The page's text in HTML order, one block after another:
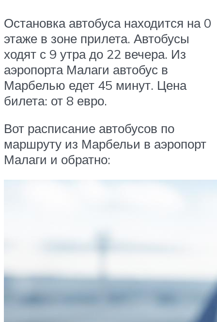
Остановка автобуса находится на 0
этаже в зоне прилета. Автобусы
ходят с 9 утра до 22 вечера. Из
аэропорта Малаги автобус в
Марбелью едет 45 минут. Цена
билета: от 8 евро.
Вот расписание автобусов по
маршруту из Марбельи в аэропорт
Малаги и обратно: